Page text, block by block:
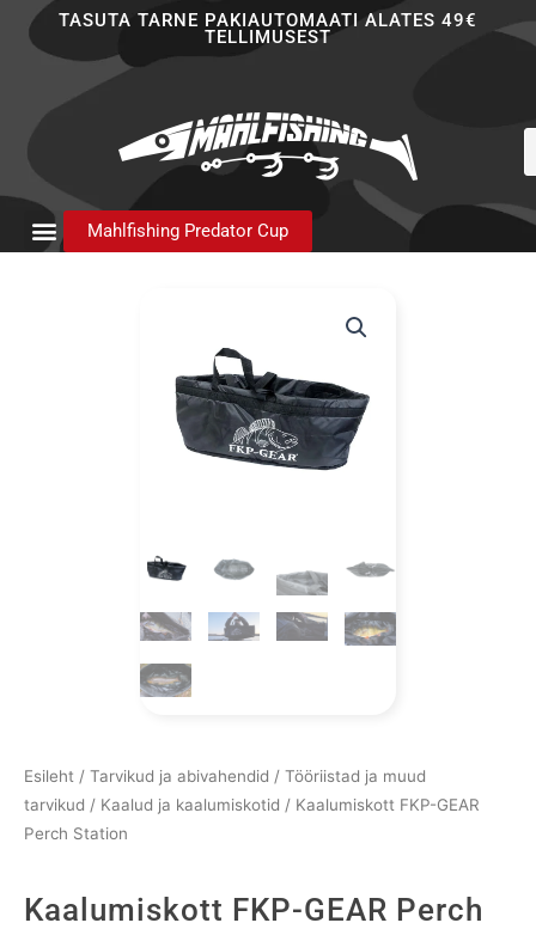
TASUTA TARNE PAKIAUTOMAATI ALATES 49€
TELLIMUSEST
Mahlfishing Predator Cup
Esileht / Tarvikud ja abivahendid / Tööriistad ja muud
tarvikud / Kaalud ja kaalumiskotid / Kaalumiskott FKP-GEAR
Perch Station
Kaalumiskott FKP-GEAR Perch